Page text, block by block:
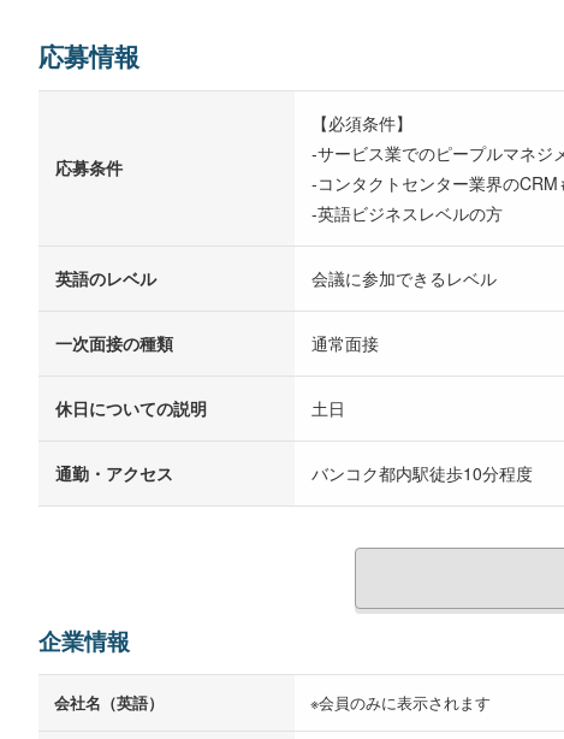
応募情報
応募条件
【必須条件】
‐サービス業でのピープルマネジ
‐コンタクトセンター業界の
‐英語ビジネスレベルの方
英語のレベル 会議に参加できるレベル
一次面接の種類 通常面接
休日についての説明 土日
通勤・アクセス バンコク都内駅徒歩10分程度
企業情報
会社名（英語） ※会員のみに表示されます